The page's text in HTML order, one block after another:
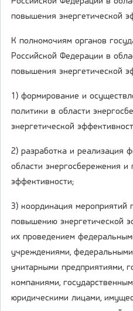
повышения энергетической
К полномочиям органов
Российской Федерации в
повышения энергетической
1) формирование и
политики в области
энергетической
2) разработка и реализация
области энергосбережения
эффективности;
3) координация мероприятий
повышению энергетической
их проведением
учреждениями,
унитарными предприятиями,
компаниями,
юридическими лицами,